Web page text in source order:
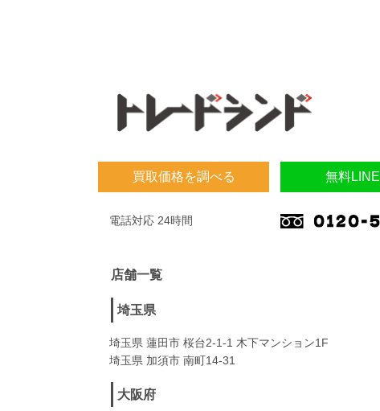
買取価格を調べる 無料
電話対応 24時間
店舗一覧
埼玉県
埼玉県 蓮田市 桜台2-1-1 木下マンション1F
埼玉県 加須市 南町14-31
大阪府